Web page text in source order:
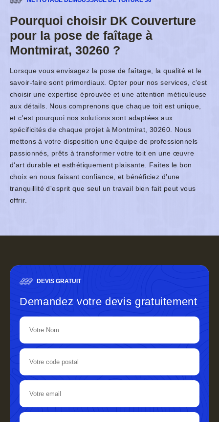
Pourquoi choisir DK Couverture
pour la pose de faîtage à
Montmirat, 30260 ?
Lorsque vous envisagez la pose de faîtage, la qualité et le
savoir-faire sont primordiaux. Opter pour nos services, c'est
choisir une expertise éprouvée et une attention méticuleuse
aux détails. Nous comprenons que chaque toit est unique,
et c'est pourquoi nos solutions sont adaptées aux
spécificités de chaque projet à Montmirat, 30260. Nous
mettons à votre disposition une équipe de professionnels
passionnés, prêts à transformer votre toit en une œuvre
d'art durable et esthétiquement plaisante. Faites le bon
choix en nous faisant confiance, et bénéficiez d'une
tranquillité d'esprit que seul un travail bien fait peut vous
offrir.
DEVIS GRATUIT
Demandez votre devis gratuitement